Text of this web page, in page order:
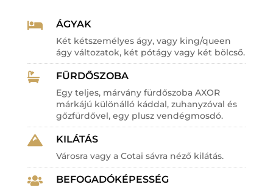
 ÁGYAK
Két kétszemélyes ágy, vagy king/queen
ágy változatok, két pótágy vagy két bölcső.
 FÜRDŐSZOBA
Egy teljes, márvány fürdőszoba AXOR
márkájú különálló káddal, zuhanyzóval és
gőzfürdővel, egy plusz vendégmosdó.
 KILÁTÁS
Városra vagy a Cotai sávra néző kilátás.
 BEFOGADÓKÉPESSÉG